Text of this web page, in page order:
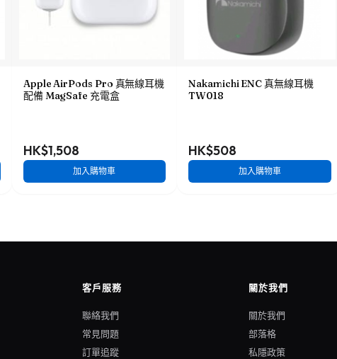
Apple AirPods Pro 真無線耳機
配備 MagSafe 充電盒
HK$1,508
加入購物車
Nakamichi ENC 真無線耳機
TW018
HK$508
加入購物車
客戶服務
聯絡我們
常見問題
訂單追蹤
關於我們
關於我們
部落格
私隱政策